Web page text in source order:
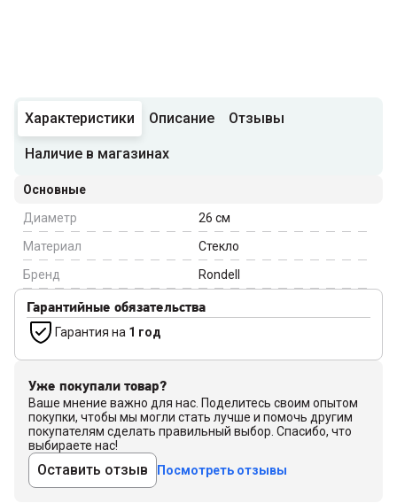
Характеристики Описание Отзывы
Наличие в магазинах
Основные
Диаметр
26 см
Материал
Стекло
Бренд
Rondell
Гарантийные обязательства
Гарантия на 1 год
Уже покупали товар?
Ваше мнение важно для нас. Поделитесь своим опытом
покупки, чтобы мы могли стать лучше и помочь другим
покупателям сделать правильный выбор. Спасибо, что
выбираете нас!
Оставить отзыв Посмотреть отзывы